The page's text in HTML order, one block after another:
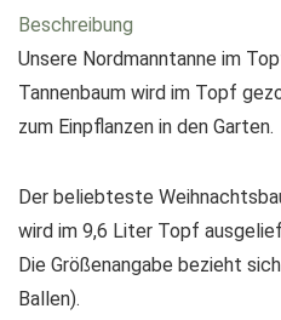
Beschreibung
Unsere Nordmanntanne im
Tannenbaum wird im Topf
zum Einpflanzen in den Garten.
Der beliebteste
wird im 9,6 Liter Topf
Die Größenangabe bezieht
Ballen).